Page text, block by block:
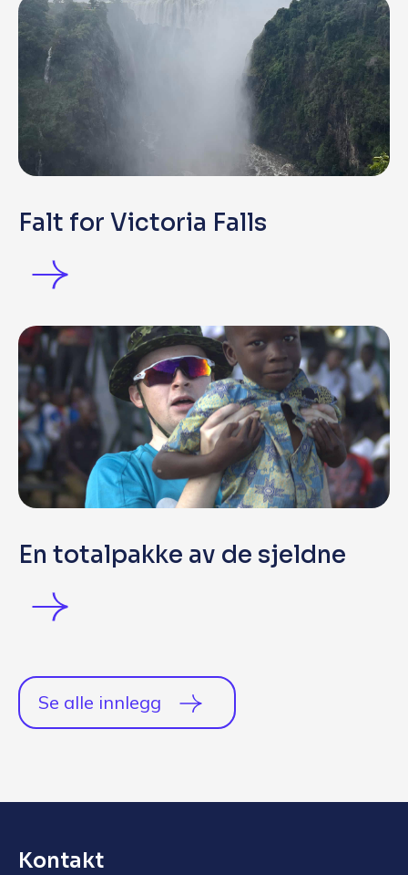
Falt for Victoria Falls
En totalpakke av de sjeldne
Se alle innlegg
Kontakt